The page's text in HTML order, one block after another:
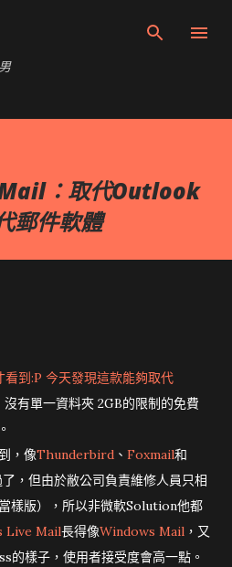
：取代Outlook
郵件軟體
到:P 今天發現這款能夠取代
有單一資料夾 2GB的限制的免費
。
，像Thunderbird 、 Foxmail和
了，但由於敝公司負責維修人員只相
樣版），所以非微軟Solution他都
Live Mail長得像Windows Mail ，又
樣子，使用者接受度會高一點。